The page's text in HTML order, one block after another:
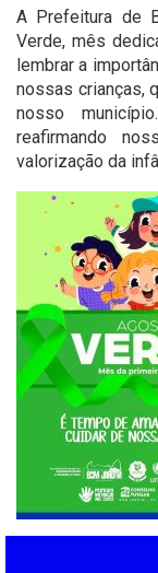
A Prefeitura de
Verde, mês
lembrar a
nossas crianças,
nosso
reafirmando
valorização da